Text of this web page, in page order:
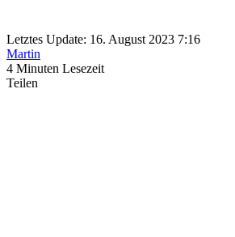
Letztes Update: 16. August 2023 7:16
Martin
4 Minuten Lesezeit
Teilen